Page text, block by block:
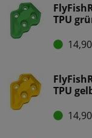
TPU
TPU